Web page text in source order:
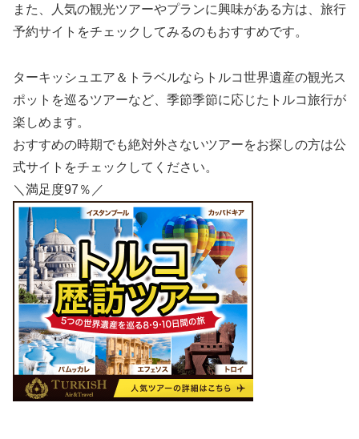
また、人気の観光ツアーやプランに興味がある方は、旅行
予約サイトをチェックしてみるのもおすすめです。
ターキッシュエア＆トラベルならトルコ世界遺産の観光ス
ポットを巡るツアーなど、季節季節に応じたトルコ旅行が
楽しめます。
おすすめの時期でも絶対外さないツアーをお探しの方は公
式サイトをチェックしてください。
＼満足度97％／